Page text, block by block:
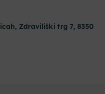
Zdraviliški trg 7, 8350